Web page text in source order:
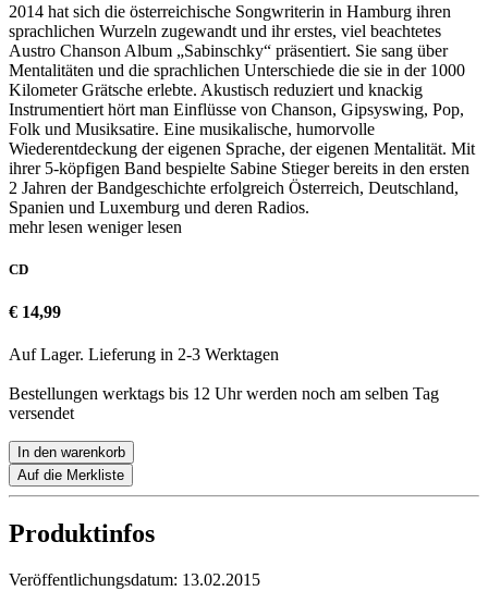
2014 hat sich die österreichische Songwriterin in Hamburg ihren
sprachlichen Wurzeln zugewandt und ihr erstes, viel beachtetes
Austro Chanson Album „Sabinschky“ präsentiert. Sie sang über
Mentalitäten und die sprachlichen Unterschiede die sie in der 1000
Kilometer Grätsche erlebte. Akustisch reduziert und knackig
Instrumentiert hört man Einflüsse von Chanson, Gipsyswing, Pop,
Folk und Musiksatire. Eine musikalische, humorvolle
Wiederentdeckung der eigenen Sprache, der eigenen Mentalität. Mit
ihrer 5-köpfigen Band bespielte Sabine Stieger bereits in den ersten
2 Jahren der Bandgeschichte erfolgreich Österreich, Deutschland,
Spanien und Luxemburg und deren Radios.
mehr lesen weniger lesen
CD
€ 14,99
Auf Lager. Lieferung in 2-3 Werktagen
Bestellungen werktags bis 12 Uhr werden noch am selben Tag
versendet
In den warenkorb
Auf die Merkliste
Produktinfos
Veröffentlichungsdatum: 13.02.2015